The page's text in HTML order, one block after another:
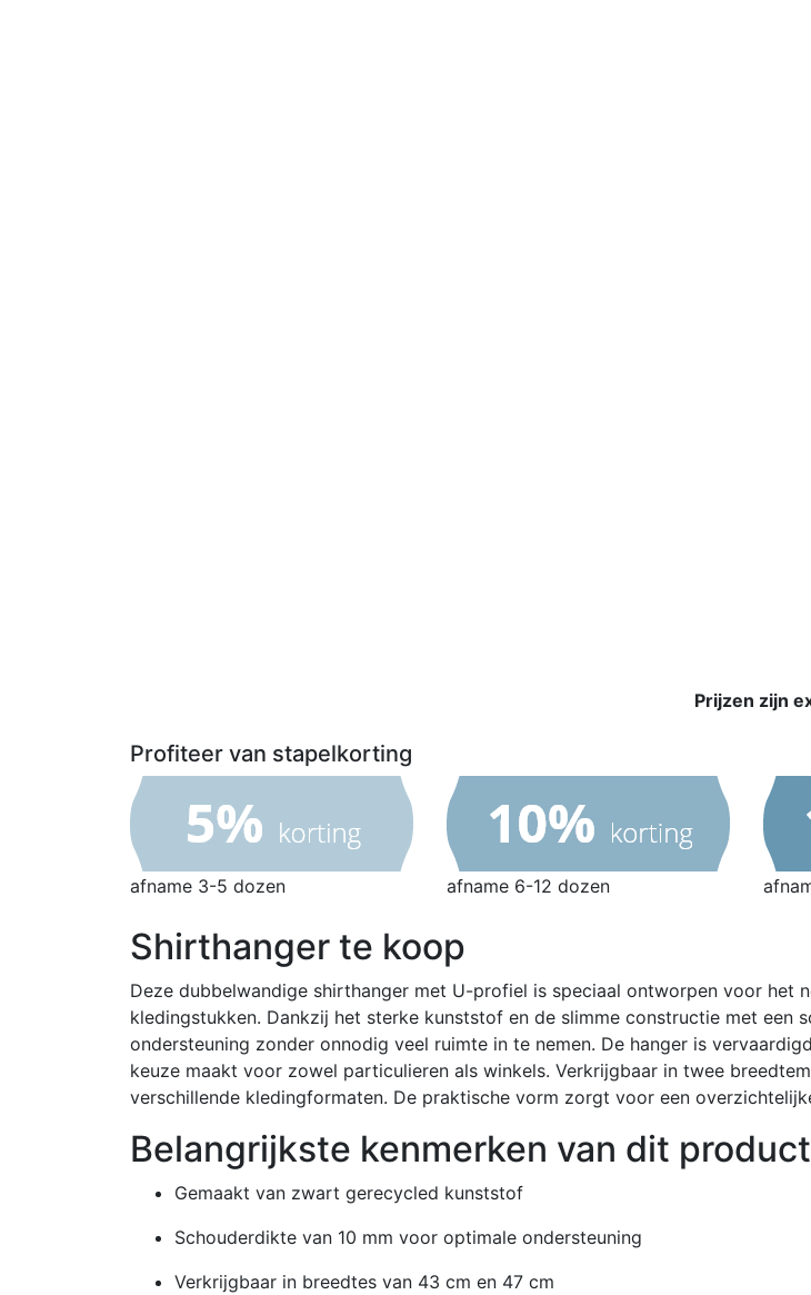
Prijzen zijn
Profiteer van stapelkorting
afname 3-5 dozen afname 6-12 dozen
Shirthanger te koop
Deze dubbelwandige shirthanger met U-profiel is speciaal ontworpen voor het
kledingstukken. Dankzij het sterke kunststof en de slimme constructie met een
ondersteuning zonder onnodig veel ruimte in te nemen. De hanger is
keuze maakt voor zowel particulieren als winkels. Verkrijgbaar in twee
verschillende kledingformaten. De praktische vorm zorgt voor een
Belangrijkste kenmerken van dit product
Gemaakt van zwart gerecycled kunststof
Schouderdikte van 10 mm voor optimale ondersteuning
Verkrijgbaar in breedtes van 43 cm en 47 cm